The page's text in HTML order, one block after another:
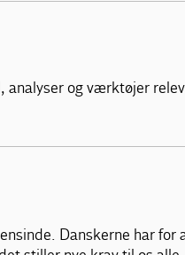
analyser og værktøjer
Danskerne har